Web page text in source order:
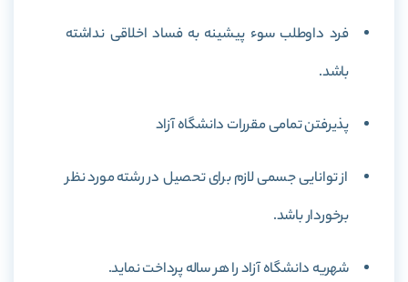
فرد داوطلب سوء پیشینه به فساد اخلاقی نداشته
باشد.
پذیرفتن تمامی مقررات دانشگاه آزاد
از توانایی جسمی لازم برای تحصیل در رشته مورد نظر
برخوردار باشد.
شهریه دانشگاه آزاد را هر ساله پرداخت نماید.